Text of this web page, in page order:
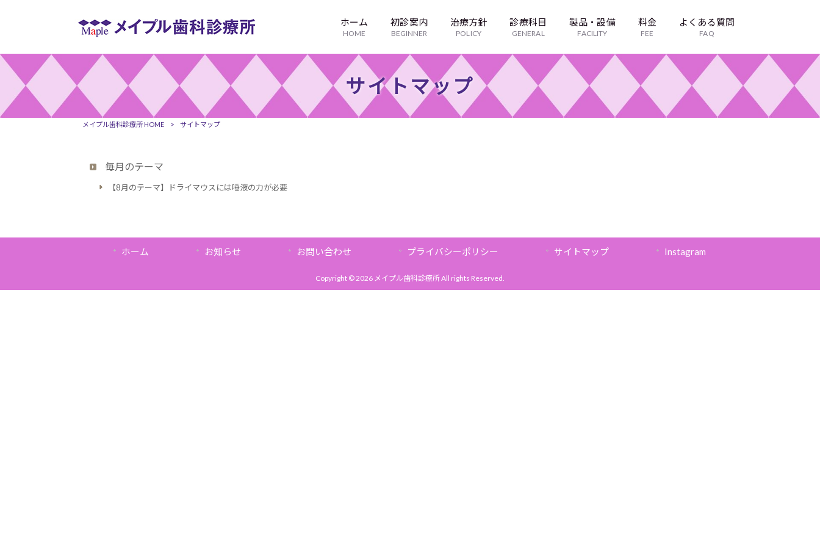
ホーム
HOME
初診案内
BEGINNER
治療方針
POLICY
診療科目
GENERAL
製品・設備
FACILITY
料金
FEE
よくある質問
FAQ
サイトマップ
メイプル歯科診療所 HOME > サイトマップ
毎月のテーマ
【8月のテーマ】ドライマウスには唾液の力が必要
ホーム お知らせ お問い合わせ プライバシーポリシー サイトマップ Instagram
Copyright © 2026 メイプル歯科診療所 All rights Reserved.